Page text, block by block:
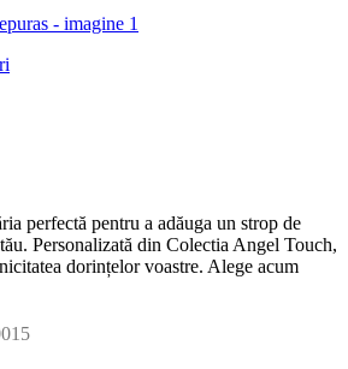
perfectă pentru a adăuga un strop de
Personalizată din Colectia Angel Touch,
dorințelor voastre. Alege acum